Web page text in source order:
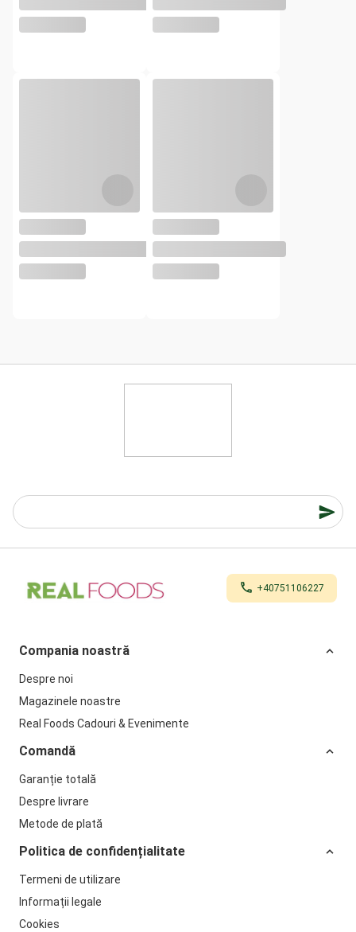
+40751106227
Compania noastră
Despre noi
Magazinele noastre
Real Foods Cadouri & Evenimente
Comandă
Garanție totală
Despre livrare
Metode de plată
Politica de confidențialitate
Termeni de utilizare
Informații legale
Cookies